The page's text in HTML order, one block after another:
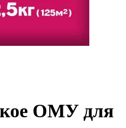
ОМУ для